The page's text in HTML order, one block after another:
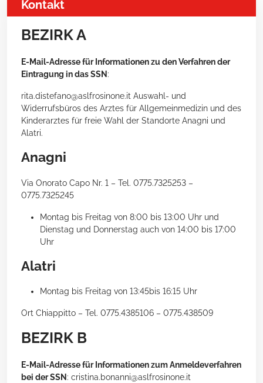
Kontakt
BEZIRK A
E-Mail-Adresse für Informationen zu den Verfahren der
Eintragung in das SSN :
rita.distefano@aslfrosinone.it Auswahl- und
Widerrufsbüros des Arztes für Allgemeinmedizin und des
Kinderarztes für freie Wahl der Standorte Anagni und
Alatri.
Anagni
Via Onorato Capo Nr. 1 – Tel. 0775.7325253 –
0775.7325245
Montag bis Freitag von 8:00 bis 13:00 Uhr und
Dienstag und Donnerstag auch von 14:00 bis 17:00
Uhr
Alatri
Montag bis Freitag von 13:45bis 16:15 Uhr
Ort Chiappitto – Tel. 0775.4385106 – 0775.438509
BEZIRK B
E-Mail-Adresse für Informationen zum Anmeldeverfahren
bei der SSN : cristina.bonanni@aslfrosinone.it